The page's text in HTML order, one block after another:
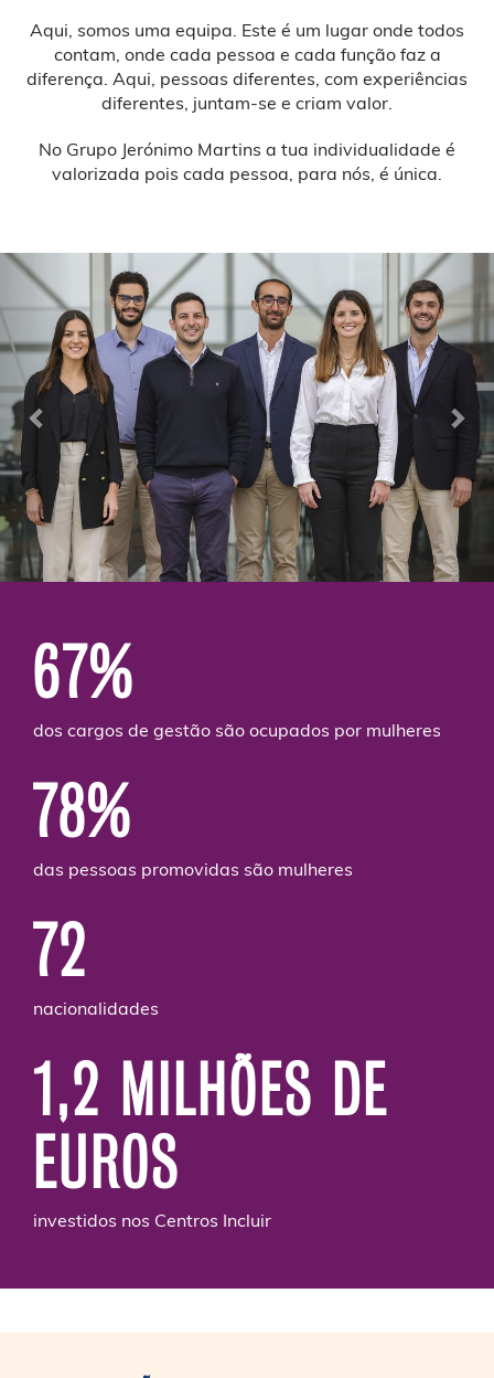
Aqui, somos uma equipa. Este é um lugar onde todos
contam, onde cada pessoa e cada função faz a
diferença. Aqui, pessoas diferentes, com experiências
diferentes, juntam-se e criam valor.
No Grupo Jerónimo Martins a tua individualidade é
valorizada pois cada pessoa, para nós, é única.
Previous
67%
dos cargos de gestão são ocupados por mulheres
78%
das pessoas promovidas são mulheres
72
nacionalidades
1,2 MILHÕES DE
EUROS
investidos nos Centros Incluir